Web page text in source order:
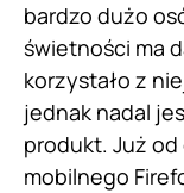
bardzo dużo
świetności ma
korzystało z
jednak nadal
produkt. Już
mobilnego